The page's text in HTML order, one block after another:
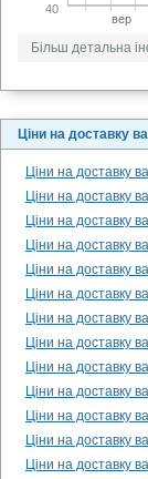
вер
40
Більш детальна
Ціни на доставку
Ціни на доставку
Ціни на доставку
Ціни на доставку
Ціни на доставку
Ціни на доставку
Ціни на доставку
Ціни на доставку
Ціни на доставку
Ціни на доставку
Ціни на доставку
Ціни на доставку
Ціни на доставку
Ціни на доставку